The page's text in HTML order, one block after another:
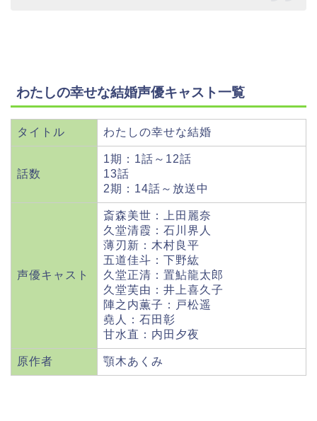
わたしの幸せな結婚声優キャスト一覧
タイトル わたしの幸せな結婚
話数
1期：1話～12話
13話
2期：14話～放送中
声優キャスト
斎森美世：上田麗奈
久堂清霞：石川界人
薄刃新：木村良平
五道佳斗：下野紘
久堂正清：置鮎龍太郎
久堂芙由：井上喜久子
陣之内薫子：戸松遥
堯人：石田彰
甘水直：内田夕夜
原作者 顎木あくみ